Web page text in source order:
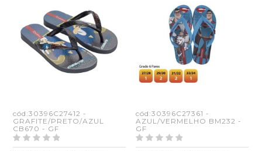
cód:30396C27412 -
GRAFITE/PRETO/AZUL
CB670 - GF
cód:30396C27361 -
AZUL/VERMELHO BM232 -
GF